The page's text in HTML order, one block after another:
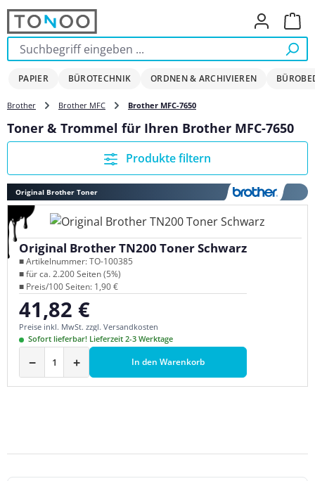
Zum Hauptinhalt springen
PAPIER BÜROTECHNIK ORDNEN & ARCHIVIEREN
Brother Brother MFC Brother MFC-7650
Toner & Trommel für Ihren Brother MFC-7650
Produkte filtern
Original Brother Toner
Original Brother TN200 Toner Schwarz
■ Artikelnummer: TO-100385
■ für ca. 2.200 Seiten (5%)
■ Preis/100 Seiten: 1,90 €
Regulärer Preis:
41,82 €
Preise inkl. MwSt. zzgl. Versandkosten
Sofort lieferbar! Lieferzeit 2-3 Werktage
− + In den Warenkorb